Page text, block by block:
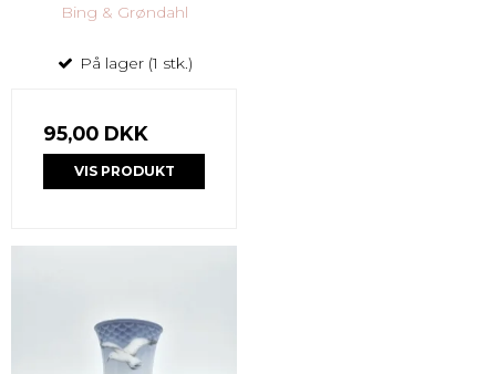
Bing & Grøndahl
På lager (1 stk.)
95,00 DKK
VIS PRODUKT